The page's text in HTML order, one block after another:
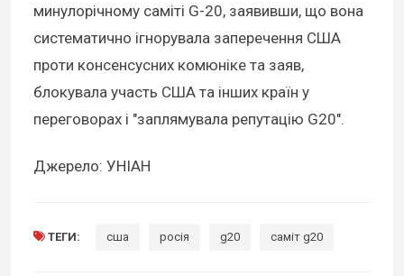
минулорічному саміті G-20, заявивши, що вона
систематично ігнорувала заперечення США
проти консенсусних комюніке та заяв,
блокувала участь США та інших країн у
переговорах і "заплямувала репутацію G20".
Джерело: УНІАН
ТЕГИ: сша росія g20 саміт g20